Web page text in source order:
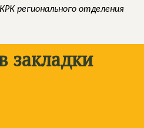
регионального отделения
закладки